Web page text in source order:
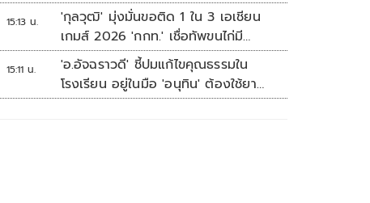
15:13 น.
'กุลวุฒิ' มุ่งมั่นขอติด 1 ใน 3 เอเชียน
เกมส์ 2026 'กกท.' เชื่อทัพขนไก่มี
เหรียญแน่
15:11 น.
'อ.อัจฉราวดี' ชี้ปมแก้ไขคุณธรรมใน
โรงเรียน อยู่ในมือ 'อนุทิน' ต้องใช้ยา
แรงกับ ก.ศึกษา เรื่องปืนแค่ปลายเหตุ